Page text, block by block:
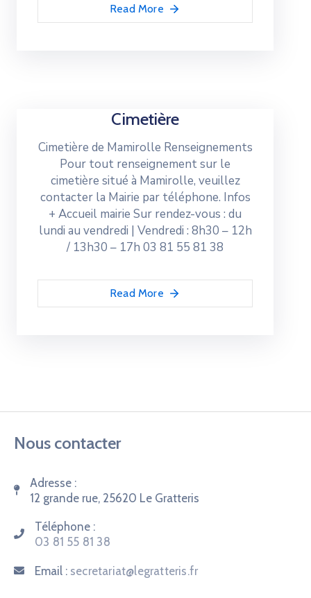
Read More
Cimetière
Cimetière de Mamirolle Renseignements
Pour tout renseignement sur le
cimetière situé à Mamirolle, veuillez
contacter la Mairie par téléphone. Infos
+ Accueil mairie Sur rendez-vous : du
lundi au vendredi | Vendredi : 8h30 – 12h
/ 13h30 – 17h 03 81 55 81 38
Read More
Nous contacter
Adresse :
12 grande rue, 25620 Le Gratteris
Téléphone :
03 81 55 81 38
Email : secretariat@legratteris.fr